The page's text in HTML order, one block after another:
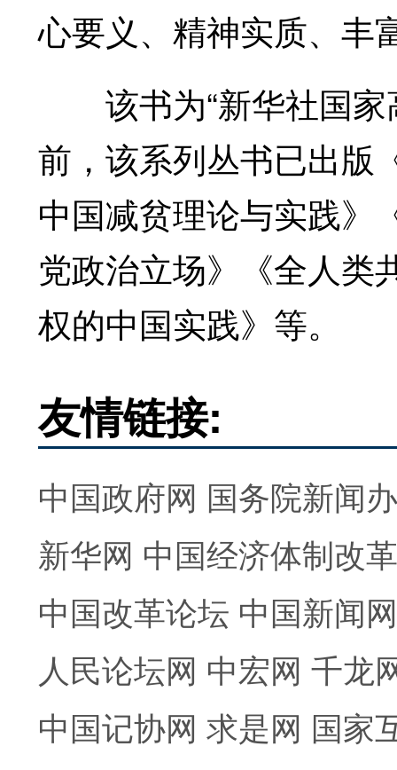
心要义、精神实质、丰
该书为“新华社国家
前，该系列丛书已出版
中国减贫理论与实践》
党政治立场》《全人类
权的中国实践》等。
友情链接:
中国政府网 国务院新闻
新华网 中国经济体制改
中国改革论坛 中国新闻网
人民论坛网 中宏网 千龙
中国记协网 求是网 国家